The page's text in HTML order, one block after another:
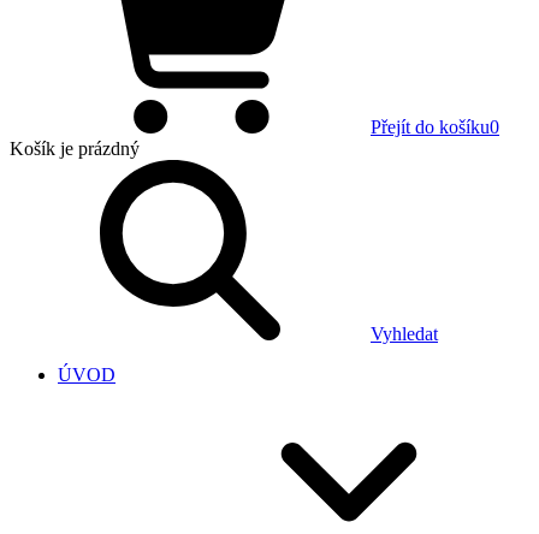
Přejít do košíku0
Košík je prázdný
Vyhledat
ÚVOD